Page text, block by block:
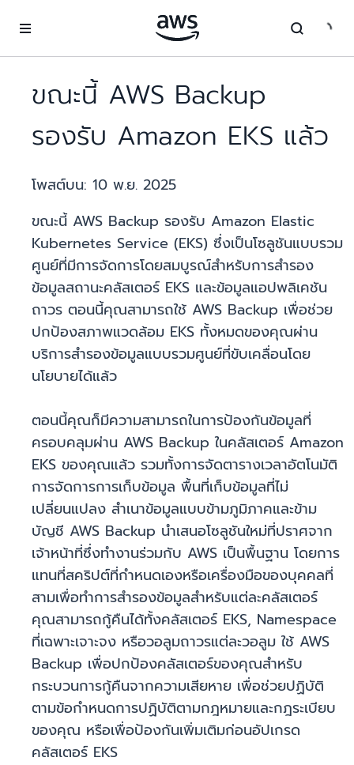
ขณะนี้ AWS Backup
รองรับ Amazon EKS แล้ว
โพสต์บน: 10 พ.ย. 2025
ขณะนี้ AWS Backup รองรับ Amazon Elastic
Kubernetes Service (EKS) ซึ่งเป็นโซลูชันแบบรวม
ศูนย์ที่มีการจัดการโดยสมบูรณ์สำหรับการสำรอง
ข้อมูลสถานะคลัสเตอร์ EKS และข้อมูลแอปพลิเคชัน
ถาวร ตอนนี้คุณสามารถใช้ AWS Backup เพื่อช่วย
ปกป้องสภาพแวดล้อม EKS ทั้งหมดของคุณผ่าน
บริการสำรองข้อมูลแบบรวมศูนย์ที่ขับเคลื่อนโดย
นโยบายได้แล้ว
ตอนนี้คุณก็มีความสามารถในการป้องกันข้อมูลที่
ครอบคลุมผ่าน AWS Backup ในคลัสเตอร์ Amazon
EKS ของคุณแล้ว รวมทั้งการจัดตารางเวลาอัตโนมัติ
การจัดการการเก็บข้อมูล พื้นที่เก็บข้อมูลที่ไม่
เปลี่ยนแปลง สำเนาข้อมูลแบบข้ามภูมิภาคและข้าม
บัญชี AWS Backup นำเสนอโซลูชันใหม่ที่ปราศจาก
เจ้าหน้าที่ซึ่งทำงานร่วมกับ AWS เป็นพื้นฐาน โดยการ
แทนที่สคริปต์ที่กำหนดเองหรือเครื่องมือของบุคคลที่
สามเพื่อทำการสำรองข้อมูลสำหรับแต่ละคลัสเตอร์
คุณสามารถกู้คืนได้ทั้งคลัสเตอร์ EKS, Namespace
ที่เฉพาะเจาะจง หรือวอลูมถาวรแต่ละวอลูม ใช้ AWS
Backup เพื่อปกป้องคลัสเตอร์ของคุณสำหรับ
กระบวนการกู้คืนจากความเสียหาย เพื่อช่วยปฏิบัติ
ตามข้อกำหนดการปฏิบัติตามกฎหมายและกฎระเบียบ
ของคุณ หรือเพื่อป้องกันเพิ่มเติมก่อนอัปเกรด
คลัสเตอร์ EKS